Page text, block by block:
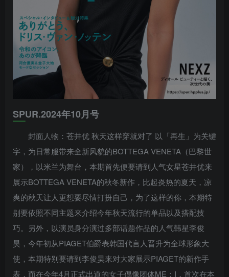
SPUR.2024年10月号
封面人物：苍井优 秋天这样穿就对了 以「再生」为关键
字，为日常服带来全新风貌的BOTTEGA VENETA（巴黎世
家），以米兰为舞台，本期首先便要请到人气女星苍井优来
展示BOTTEGA VENETA的秋冬新作，比起炎热的夏天，凉
爽的秋天让人更想要尽情打扮自己，为了这样的你，本期特
别要依照不同主题来介绍今年秋天流行的单品以及搭配技
巧。另外，以演员身分演过多部话题作品的人气韩星李俊
昊，今年初从PIAGET伯爵表韩国代言人晋升为全球形象大
使，本期特别要请到李俊昊来对大家展示PIAGET的新作手
表，而在今年4月正式出道的女子偶像团体ME：I，首次在本